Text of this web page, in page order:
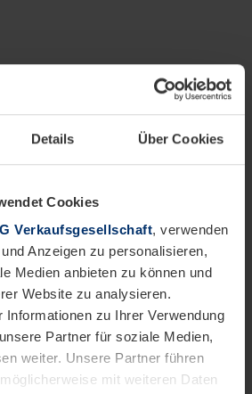
Details Über Cookies
Cookies
Verkaufsgesellschaft, verwenden
Anzeigen zu personalisieren,
Medien anbieten zu können und
Website zu analysieren.
Informationen zu Ihrer Verwendung
Partner für soziale Medien,
weiter. Unsere Partner führen
mit weiteren Daten